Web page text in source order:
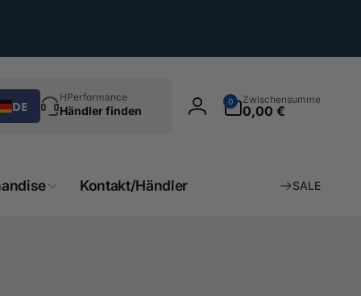
DE
HPerformance
Händler finden Einloggen
0
Artikel
Zwischensumme
0,00 €
Kontakt/Händler SALE